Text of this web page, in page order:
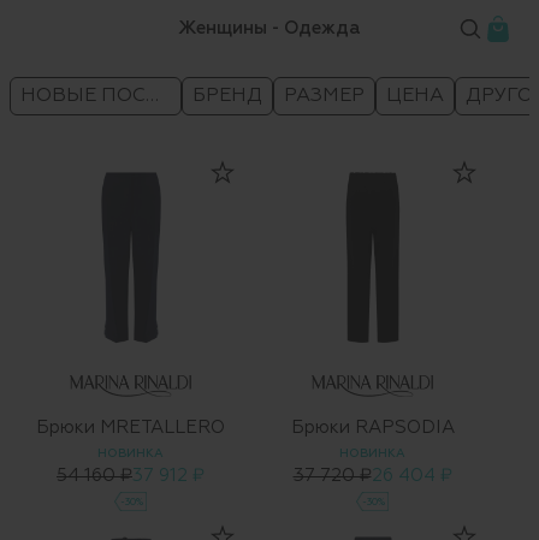
Женщины - Одежда
НОВЫЕ ПОСТУПЛЕНИЯ БРЕНД РАЗМЕР ЦЕНА
Брюки MRETALLERO
НОВИНКА
54 160 ₽37 912 ₽
-30%
Брюки RAPSODIA
НОВИНКА
37 720 ₽26 404 ₽
-30%